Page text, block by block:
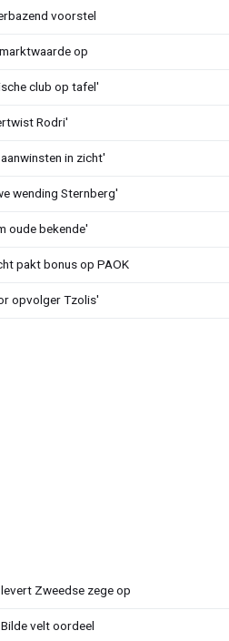
voorstel
op
club op tafel'
Rodri'
in zicht'
wending Sternberg'
oude bekende'
pakt bonus op PAOK
opvolger Tzolis'
Zweedse zege op
velt oordeel